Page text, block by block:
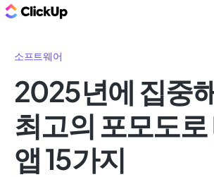
소프트웨어
2025년에 집중
최고의 포모도로
앱 15가지